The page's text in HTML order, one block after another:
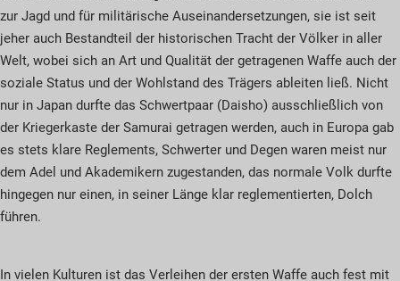
zur Jagd und für militärische Auseinandersetzungen, sie ist seit
jeher auch Bestandteil der historischen Tracht der Völker in aller
Welt, wobei sich an Art und Qualität der getragenen Waffe auch der
soziale Status und der Wohlstand des Trägers ableiten ließ. Nicht
nur in Japan durfte das Schwertpaar (Daisho) ausschließlich von
der Kriegerkaste der Samurai getragen werden, auch in Europa gab
es stets klare Reglements, Schwerter und Degen waren meist nur
dem Adel und Akademikern zugestanden, das normale Volk durfte
hingegen nur einen, in seiner Länge klar reglementierten, Dolch
führen.
In vielen Kulturen ist das Verleihen der ersten Waffe auch fest mit